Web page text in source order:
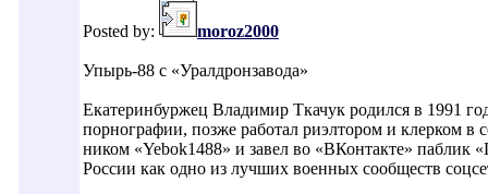
Posted by: moroz2000
Упырь-88 с «Уралдронзавода»
Екатеринбуржец Владимир Ткачук родился в 1991
порнографии, позже работал риэлтором и клерком в
ником «Yebok1488» и завел во «ВКонтакте»
России как одно из лучших военных сообществ